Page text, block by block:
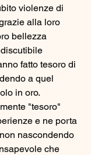
violenze di
alla loro
bellezza
fatto tesoro di
a quel
in oro.
"tesoro"
e ne porta
nascondendo
che